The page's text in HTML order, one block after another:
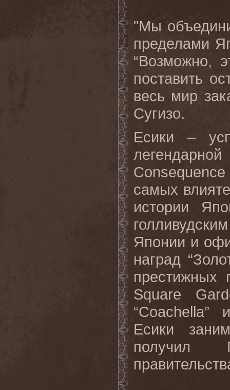
"Мы
пределами
“Возможно,
поставить
весь мир
Сугизо.
Есики –
Consequence
самых
истории
Японии и
наград
престижных
Square
“Coachella”
Есики
получил